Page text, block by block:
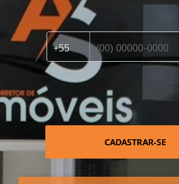
CADASTRAR-SE